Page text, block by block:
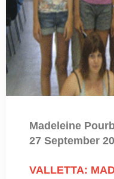
Madeleine
27 September
VALLETTA: